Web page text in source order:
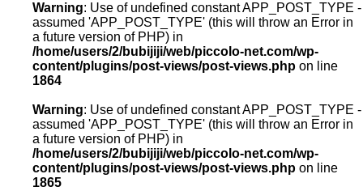
Warning: Use of undefined constant APP_POST_TYPE -
assumed 'APP_POST_TYPE' (this will throw an Error in
a future version of PHP) in
/home/users/2/bubijiji/web/piccolo-net.com/wp-
content/plugins/post-views/post-views.php on line
1864
Warning: Use of undefined constant APP_POST_TYPE -
assumed 'APP_POST_TYPE' (this will throw an Error in
a future version of PHP) in
/home/users/2/bubijiji/web/piccolo-net.com/wp-
content/plugins/post-views/post-views.php on line
1865